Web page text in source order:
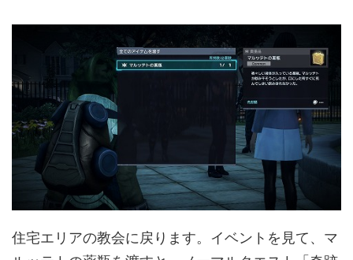
住宅エリアの教会に戻ります。イベントを見て、マ